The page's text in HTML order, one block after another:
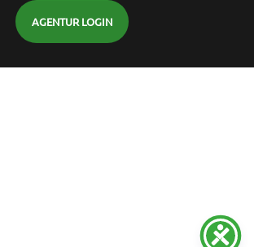
AGENTUR LOGIN